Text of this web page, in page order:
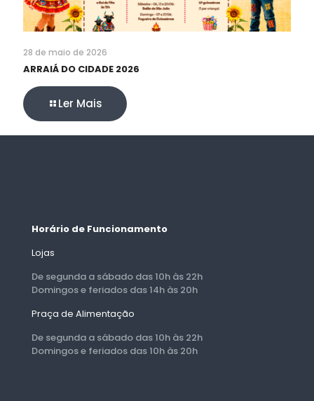
28 de maio de 2026
ARRAIÁ DO CIDADE 2026
Ler Mais
Horário de Funcionamento
Lojas
De segunda a sábado das 10h às 22h
Domingos e feriados das 14h às 20h
Praça de Alimentação
De segunda a sábado das 10h às 22h
Domingos e feriados das 10h às 20h